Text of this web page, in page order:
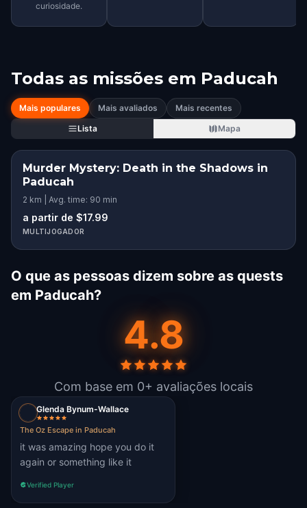
curiosidade.
Todas as missões em Paducah
Mais populares Mais avaliados
Mais recentes
Lista
Mapa
Murder Mystery: Death in the Shadows in
Paducah
2 km | Avg. time: 90 min
a partir de $17.99
MULTIJOGADOR
O que as pessoas dizem sobre as quests
em Paducah?
4.8
Com base em 0+ avaliações locais
Glenda Bynum-Wallace
The Oz Escape in Paducah
it was amazing hope you do it
again or something like it
Verified Player